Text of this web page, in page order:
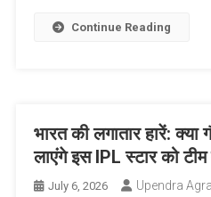
के
नज़र!
Continue Reading
भारत की लगातार हारें:
लाएंगे इस IPL स्टार को
July 6, 2026 Upendra